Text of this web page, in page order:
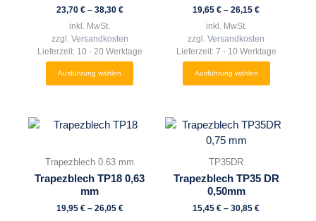
23,70 €– 38,30 €
inkl. MwSt.
zzgl. Versandkosten
Lieferzeit: 10 - 20 Werktage
Ausführung wählen
können
auf
der
Produktseite
19,65€ –26,15€
inkl. MwSt.
zzgl.Versandkosten
Lieferzeit: 7 - 10 Werktage
Ausführung wählen
können
auf
der
Produktseite
Trapezblech 0.63 mm
Trapezblech TP18 0,63
mm
19,95 €– 26,05 €
Dieses
Varianten
TP35DR
Trapezblech TP35 DR
0,50mm
15,45€ –30,85€
Dieses
Produkt
Varianten